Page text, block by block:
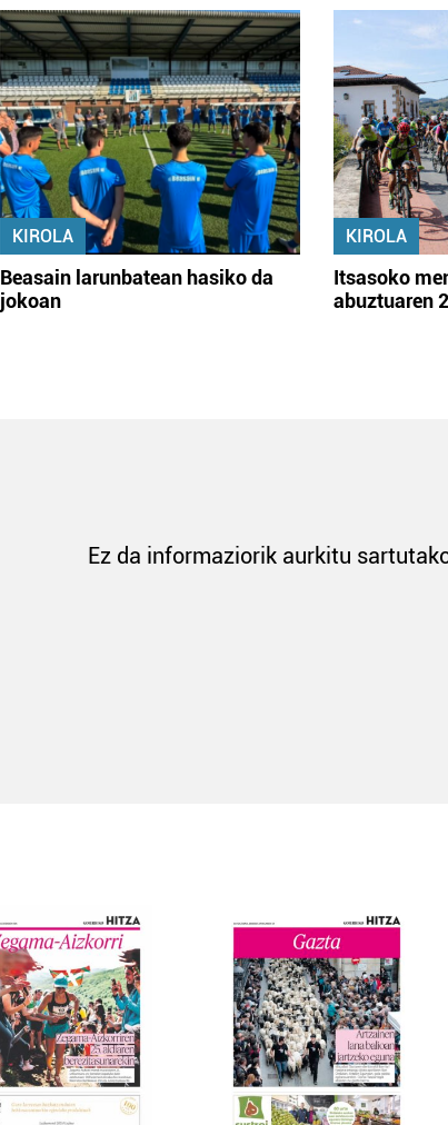
KIROLA
Beasain larunbatean hasiko da
jokoan
KIROLA
Itsasoko
abuztuaren
Ez da informaziorik aurkitu